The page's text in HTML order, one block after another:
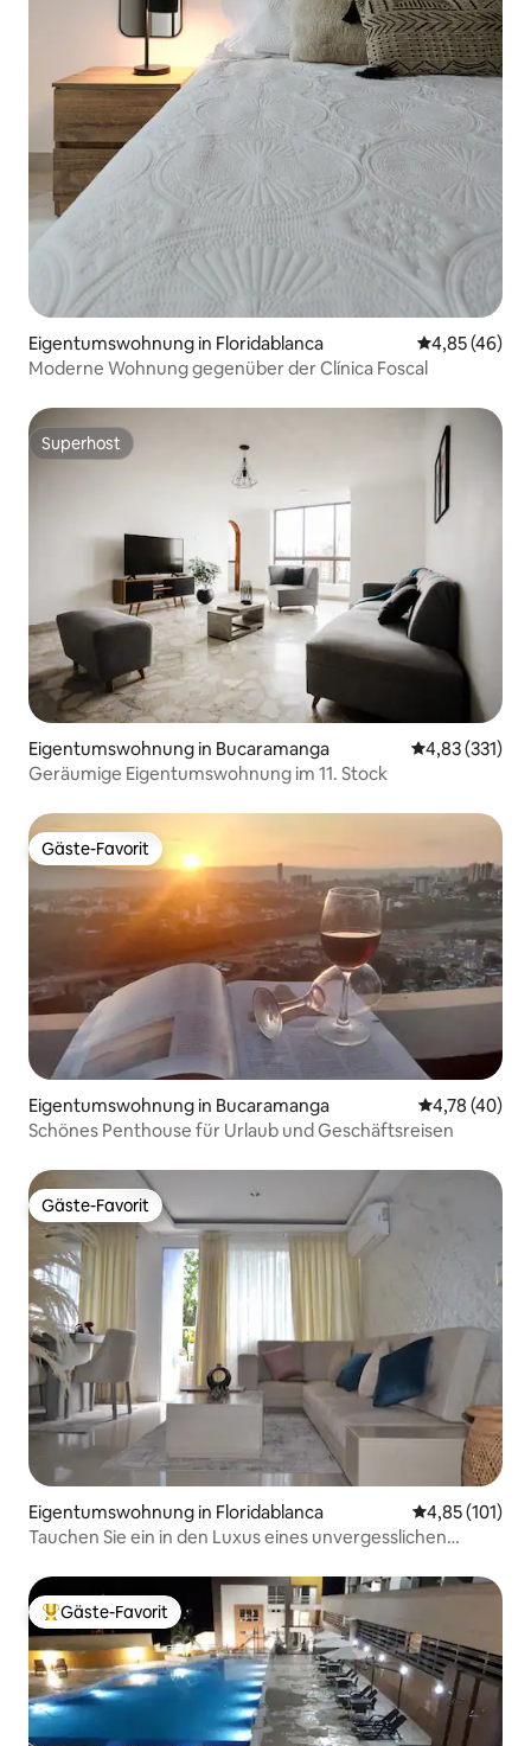
Eigentumswohnung in Floridablanca
4,85 (46)
Moderne Wohnung gegenüber der Clínica Foscal
Superhost
Superhost
Eigentumswohnung in Bucaramanga
4,83 (331)
Geräumige Eigentumswohnung im 11. Stock
Gäste-Favorit
Gäste-Favorit
Eigentumswohnung in Bucaramanga
4,78 (40)
Schönes Penthouse für Urlaub und Geschäftsreisen
Gäste-Favorit
Gäste-Favorit
Eigentumswohnung in Floridablanca
4,85 (101)
Tauchen Sie ein in den Luxus eines unvergesslichen
Beliebter Gäste-Favorit.
Gäste-Favorit